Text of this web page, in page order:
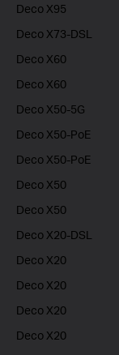
Deco X95
Deco X73-DSL
Deco X60
Deco X60
Deco X50-5G
Deco X50-PoE
Deco X50-PoE
Deco X50
Deco X50
Deco X20-DSL
Deco X20
Deco X20
Deco X20
Deco X20